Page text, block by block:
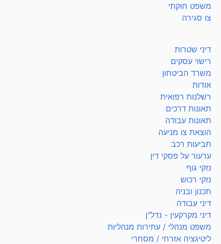
משפט חוקתי
צו סגירה
דיני שטרות
רישוי עסקים
משרד הביטחון
אודות
רשלנות רפואית
תאונות דרכים
תאונות עבודה
הוצאת צו מניעה
תביעות רכב
ערעור על פסקי דין
נזקי גוף
נזקי רכוש
תכנון ובניה
דיני עבודה
דיני מקרקעין - נדל"ן
משפט מנהלי / עתירות מנהליות
ליטיגציה אזרחי / מסחרי